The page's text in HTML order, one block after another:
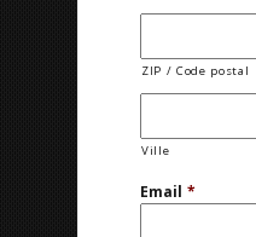
ZIP / Code postal
Ville
Email *